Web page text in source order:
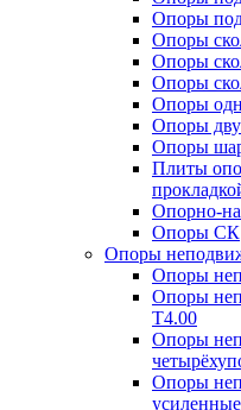
Опоры
Опоры
Опоры
Опоры
Опоры
Опоры
Опоры
Плиты
Опорно-
Опоры СК
Опоры
Опоры
Опоры
Т4.00
Опоры
Опоры